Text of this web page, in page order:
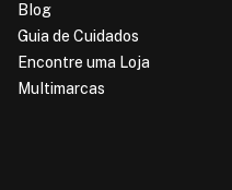
Blog
Guia de Cuidados
Encontre uma Loja
Multimarcas